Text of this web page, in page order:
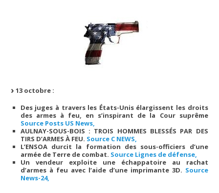
13 octobre :
Des juges à travers les États-Unis élargissent les droits
des armes à feu, en s’inspirant de la Cour suprême
Source Posts US News,
AULNAY-SOUS-BOIS : TROIS HOMMES BLESSÉS PAR DES
TIRS D’ARMES À FEU. Source C NEWS,
L’ENSOA durcit la formation des sous-officiers d’une
armée de Terre de combat. Source Lignes de défense,
Un vendeur exploite une échappatoire au rachat
d’armes à feu avec l’aide d’une imprimante 3D. Source
News-24,